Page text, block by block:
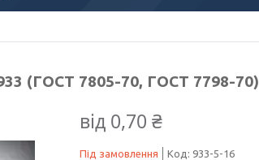
(ГОСТ 7805-70, ГОСТ 7798-70)
від 0,70 ₴
Під замовлення Код: 933-5-16